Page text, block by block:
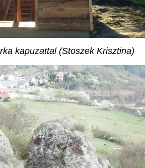
kapuzattal (Stoszek Krisztina)